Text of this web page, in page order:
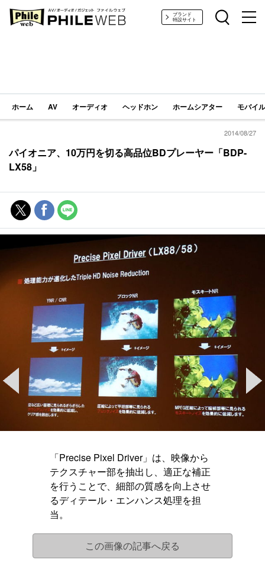
PHILE WEB｜AV/オーディオ/ガジェットブランド
特設サイト
ホーム AV オーディオ ヘッドホン ホームシアター モバイ
2014/08/27
パイオニア、10万円を切る高品位BDプレーヤー「BDP-
LX58」
「Precise Pixel Driver」は、映像から
テクスチャー部を抽出し、適正な補正
を行うことで、細部の質感を向上させ
るディテール・エンハンス処理を担
当。
この画像の記事へ戻る